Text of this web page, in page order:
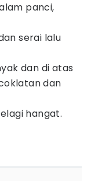
panci,
serai lalu
dan di atas
dan
hangat.